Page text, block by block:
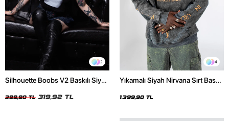
2
Silhouette Boobs V2 Baskılı Siyah
399,90 TL 319,92 TL
4
Yıkamalı Siyah Nirvana Sırt Baskılı
1.399,90 TL